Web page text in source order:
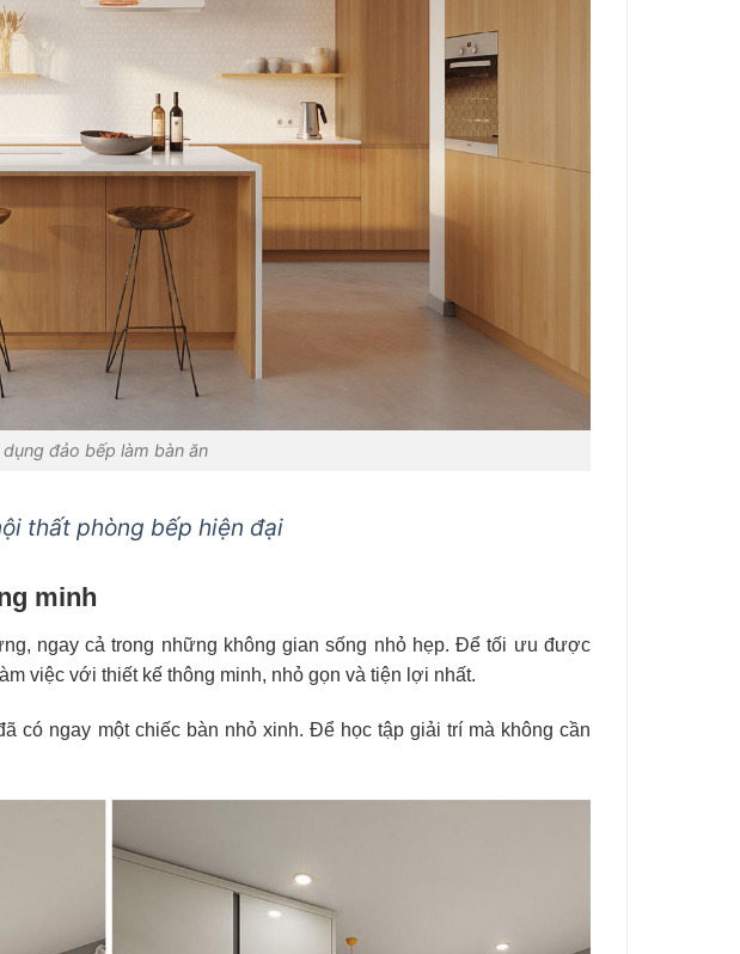
dụng đảo bếp làm bàn ăn
thất phòng bếp hiện đại
minh
ngay cả trong những không gian sống nhỏ hẹp. Để tối ưu được
việc với thiết kế thông minh, nhỏ gọn và tiện lợi nhất.
có ngay một chiếc bàn nhỏ xinh. Để học tập giải trí mà không cần